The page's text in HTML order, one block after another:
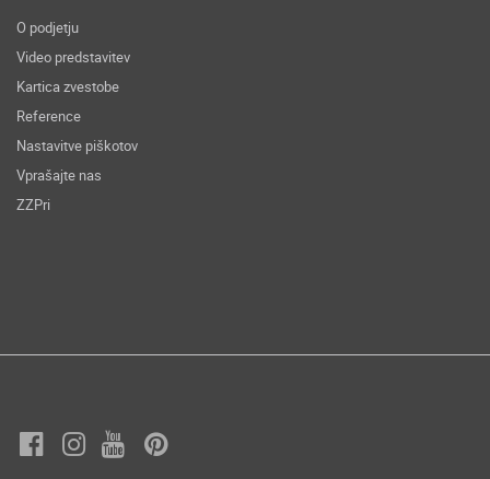
O podjetju
Video predstavitev
Kartica zvestobe
Reference
Nastavitve piškotov
Vprašajte nas
ZZPri